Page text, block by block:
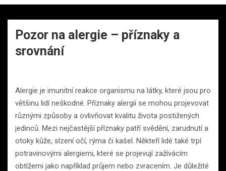
Pozor na alergie – příznaky a
srovnání
Alergie je imunitní reakce organismu na látky, které jsou pro
většinu lidí neškodné. Příznaky alergií se mohou projevovat
různými způsoby a ovlivňovat kvalitu života postižených
jedinců. Mezi nejčastější příznaky patří svědění, zarudnutí a
otoky kůže, slzení očí, rýma či kašel. Někteří lidé také trpí
potravinovými alergiemi, které se projevují zažívácím
obtížemi jako například průjem nebo zvracením. Je důležité